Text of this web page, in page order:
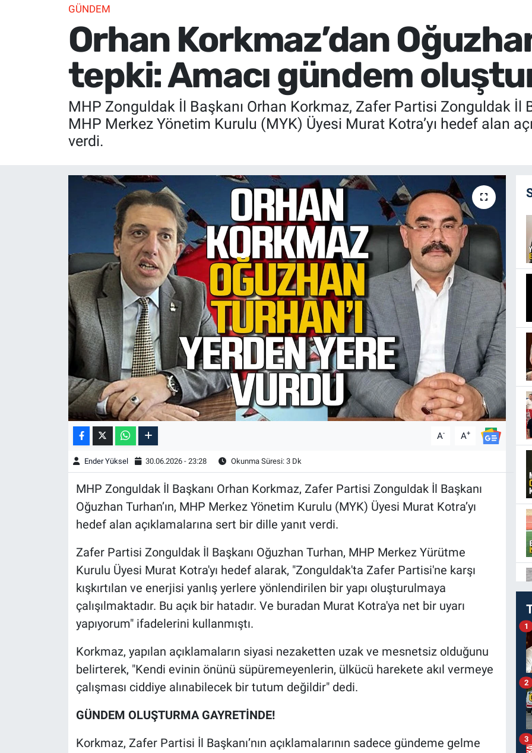
GÜNDEM
Orhan Korkmaz’dan
tepki: Amacı gündem
MHP Zonguldak İl Başkanı Orhan Korkmaz, Zafer Partisi Zonguldak İl
MHP Merkez Yönetim Kurulu (MYK) Üyesi Murat Kotra’yı hedef alan
verdi.
A- A+
Ender Yüksel 30.06.2026 - 23:28 Okunma Süresi: 3 Dk
MHP Zonguldak İl Başkanı Orhan Korkmaz, Zafer Partisi Zonguldak İl Başkanı
Oğuzhan Turhan’ın, MHP Merkez Yönetim Kurulu (MYK) Üyesi Murat Kotra’yı
hedef alan açıklamalarına sert bir dille yanıt verdi.
Zafer Partisi Zonguldak İl Başkanı Oğuzhan Turhan, MHP Merkez Yürütme
Kurulu Üyesi Murat Kotra'yı hedef alarak, "Zonguldak'ta Zafer Partisi'ne karşı
kışkırtılan ve enerjisi yanlış yerlere yönlendirilen bir yapı oluşturulmaya
çalışılmaktadır. Bu açık bir hatadır. Ve buradan Murat Kotra'ya net bir uyarı
yapıyorum" ifadelerini kullanmıştı.
Korkmaz, yapılan açıklamaların siyasi nezaketten uzak ve mesnetsiz olduğunu
belirterek, "Kendi evinin önünü süpüremeyenlerin, ülkücü harekete akıl vermeye
çalışması ciddiye alınabilecek bir tutum değildir" dedi.
GÜNDEM OLUŞTURMA GAYRETİNDE!
Korkmaz, Zafer Partisi İl Başkanı’nın açıklamalarının sadece gündeme gelme
1
2
3